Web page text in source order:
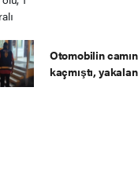
Otomobilin
kaçmıştı,